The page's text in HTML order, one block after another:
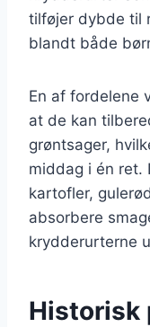
tilføjer dybde til
blandt både
En af fordelene
at de kan
grøntsager,
middag i én ret.
kartofler,
absorbere
krydderurterne
Historisk